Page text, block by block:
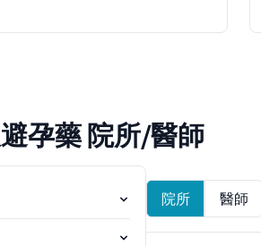
孕藥 院所/醫師
院所 醫師